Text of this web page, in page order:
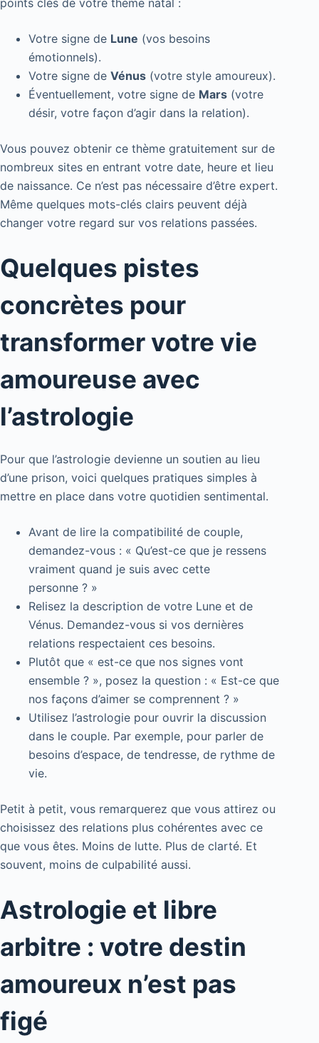
points clés de votre thème natal :
Votre signe de Lune (vos besoins
émotionnels).
Votre signe de Vénus (votre style amoureux).
Éventuellement, votre signe de Mars (votre
désir, votre façon d’agir dans la relation).
Vous pouvez obtenir ce thème gratuitement sur de
nombreux sites en entrant votre date, heure et lieu
de naissance. Ce n’est pas nécessaire d’être expert.
Même quelques mots-clés clairs peuvent déjà
changer votre regard sur vos relations passées.
Quelques pistes
concrètes pour
transformer votre vie
amoureuse avec
l’astrologie
Pour que l’astrologie devienne un soutien au lieu
d’une prison, voici quelques pratiques simples à
mettre en place dans votre quotidien sentimental.
Avant de lire la compatibilité de couple,
demandez-vous : « Qu’est-ce que je ressens
vraiment quand je suis avec cette
personne ? »
Relisez la description de votre Lune et de
Vénus. Demandez-vous si vos dernières
relations respectaient ces besoins.
Plutôt que « est-ce que nos signes vont
ensemble ? », posez la question : « Est-ce que
nos façons d’aimer se comprennent ? »
Utilisez l’astrologie pour ouvrir la discussion
dans le couple. Par exemple, pour parler de
besoins d’espace, de tendresse, de rythme de
vie.
Petit à petit, vous remarquerez que vous attirez ou
choisissez des relations plus cohérentes avec ce
que vous êtes. Moins de lutte. Plus de clarté. Et
souvent, moins de culpabilité aussi.
Astrologie et libre
arbitre : votre destin
amoureux n’est pas
figé